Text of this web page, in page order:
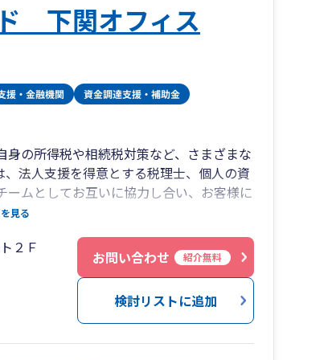
下関オフィス
の所得税や相続税対策など、さまざまな
法人支援を得意とする税理士、個人の資
ムとしてお互いに協力し合い、お客様に
す。
見る
２Ｆ
お問い合わせ 紹介無料
検討リストに追加